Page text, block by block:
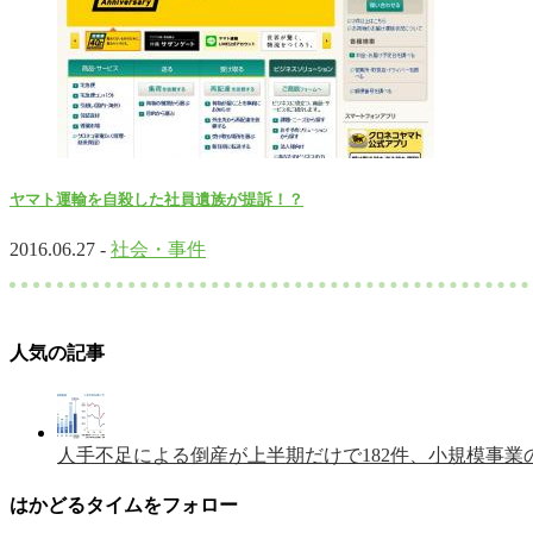
ヤマト運輸を自殺した社員遺族が提訴！？
2016.06.27 - 社会・事件
人気の記事
人手不足による倒産が上半期だけで182件、小規模事業
はかどるタイムをフォロー